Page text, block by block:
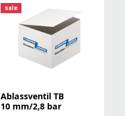
sale
Ablassventil TB
10 mm/2,8 bar